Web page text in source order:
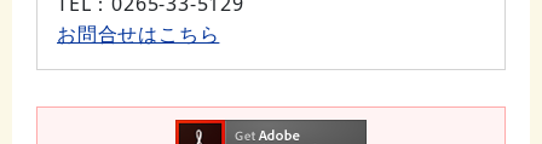
お問合せはこちら